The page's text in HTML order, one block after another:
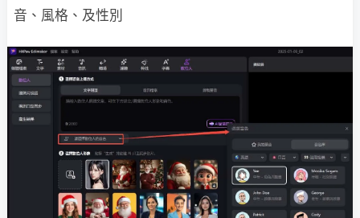
音、風格、及性別